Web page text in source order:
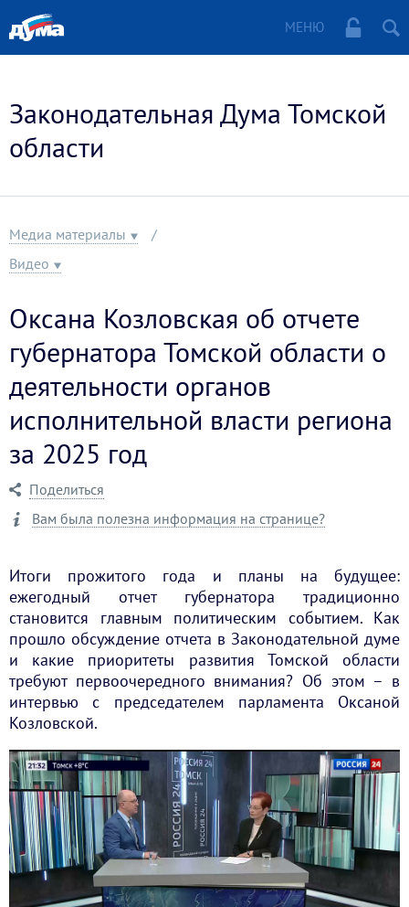
МЕНЮ
Законодательная Дума Томской
области
Медиа материалы
Видео
Оксана Козловская об отчете
губернатора Томской области о
деятельности органов
исполнительной власти региона
за 2025 год
Поделиться
Вам была полезна информация на странице?
Итоги прожитого года и планы на будущее:
ежегодный отчет губернатора традиционно
становится главным политическим событием. Как
прошло обсуждение отчета в Законодательной думе
и какие приоритеты развития Томской области
требуют первоочередного внимания? Об этом – в
интервью с председателем парламента Оксаной
Козловской.